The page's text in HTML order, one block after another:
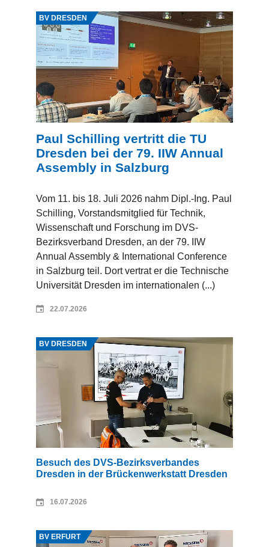
BV DRESDEN
Quelle: Paul Schilling
Paul Schilling vertritt die TU
Dresden bei der 79. IIW Annual
Assembly in Salzburg
Vom 11. bis 18. Juli 2026 nahm Dipl.-Ing. Paul
Schilling, Vorstandsmitglied für Technik,
Wissenschaft und Forschung im DVS-
Bezirksverband Dresden, an der 79. IIW
Annual Assembly & International Conference
in Salzburg teil. Dort vertrat er die Technische
Universität Dresden im internationalen (...)
22.07.2026
BV DRESDEN
Quelle: DVS-Bezirksverband Dresden
Besuch des DVS-Bezirksverbandes
Dresden in der Brückenwerkstatt Dresden
16.07.2026
BV ERFURT
Quelle: Pamela Anderle